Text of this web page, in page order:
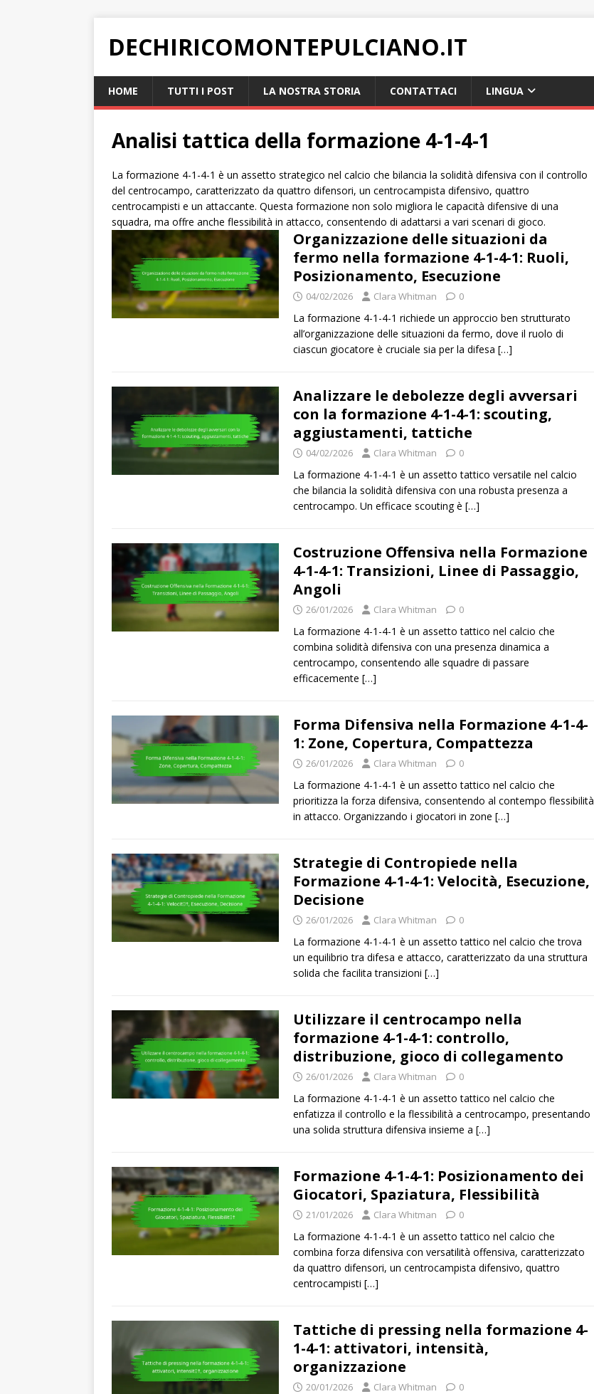
DECHIRICOMONTEPULCIANO.IT
HOME TUTTI I POST LA NOSTRA STORIA CONTATTACI LINGUA
Analisi tattica della formazione 4-1-4-1
La formazione 4-1-4-1 è un assetto strategico nel calcio che bilancia la solidità difensiva con il controllo
del centrocampo, caratterizzato da quattro difensori, un centrocampista difensivo, quattro
centrocampisti e un attaccante. Questa formazione non solo migliora le capacità difensive di una
squadra, ma offre anche flessibilità in attacco, consentendo di adattarsi a vari scenari di gioco.
Organizzazione delle situazioni da
fermo nella formazione 4-1-4-1: Ruoli,
Posizionamento, Esecuzione
04/02/2026 Clara Whitman 0
La formazione 4-1-4-1 richiede un approccio ben strutturato
all’organizzazione delle situazioni da fermo, dove il ruolo di
ciascun giocatore è cruciale sia per la difesa […]
Analizzare le debolezze degli avversari
con la formazione 4-1-4-1: scouting,
aggiustamenti, tattiche
04/02/2026 Clara Whitman 0
La formazione 4-1-4-1 è un assetto tattico versatile nel calcio
che bilancia la solidità difensiva con una robusta presenza a
centrocampo. Un efficace scouting è […]
Costruzione Offensiva nella Formazione
4-1-4-1: Transizioni, Linee di Passaggio,
Angoli
26/01/2026 Clara Whitman 0
La formazione 4-1-4-1 è un assetto tattico nel calcio che
combina solidità difensiva con una presenza dinamica a
centrocampo, consentendo alle squadre di passare
efficacemente […]
Forma Difensiva nella Formazione 4-1-4-
1: Zone, Copertura, Compattezza
26/01/2026 Clara Whitman 0
La formazione 4-1-4-1 è un assetto tattico nel calcio che
prioritizza la forza difensiva, consentendo al contempo flessibilità
in attacco. Organizzando i giocatori in zone […]
Strategie di Contropiede nella
Formazione 4-1-4-1: Velocità, Esecuzione,
Decisione
26/01/2026 Clara Whitman 0
La formazione 4-1-4-1 è un assetto tattico nel calcio che trova
un equilibrio tra difesa e attacco, caratterizzato da una struttura
solida che facilita transizioni […]
Utilizzare il centrocampo nella
formazione 4-1-4-1: controllo,
distribuzione, gioco di collegamento
26/01/2026 Clara Whitman 0
La formazione 4-1-4-1 è un assetto tattico nel calcio che
enfatizza il controllo e la flessibilità a centrocampo, presentando
una solida struttura difensiva insieme a […]
Formazione 4-1-4-1: Posizionamento dei
Giocatori, Spaziatura, Flessibilità
21/01/2026 Clara Whitman 0
La formazione 4-1-4-1 è un assetto tattico nel calcio che
combina forza difensiva con versatilità offensiva, caratterizzato
da quattro difensori, un centrocampista difensivo, quattro
centrocampisti […]
Tattiche di pressing nella formazione 4-
1-4-1: attivatori, intensità,
organizzazione
20/01/2026 Clara Whitman 0